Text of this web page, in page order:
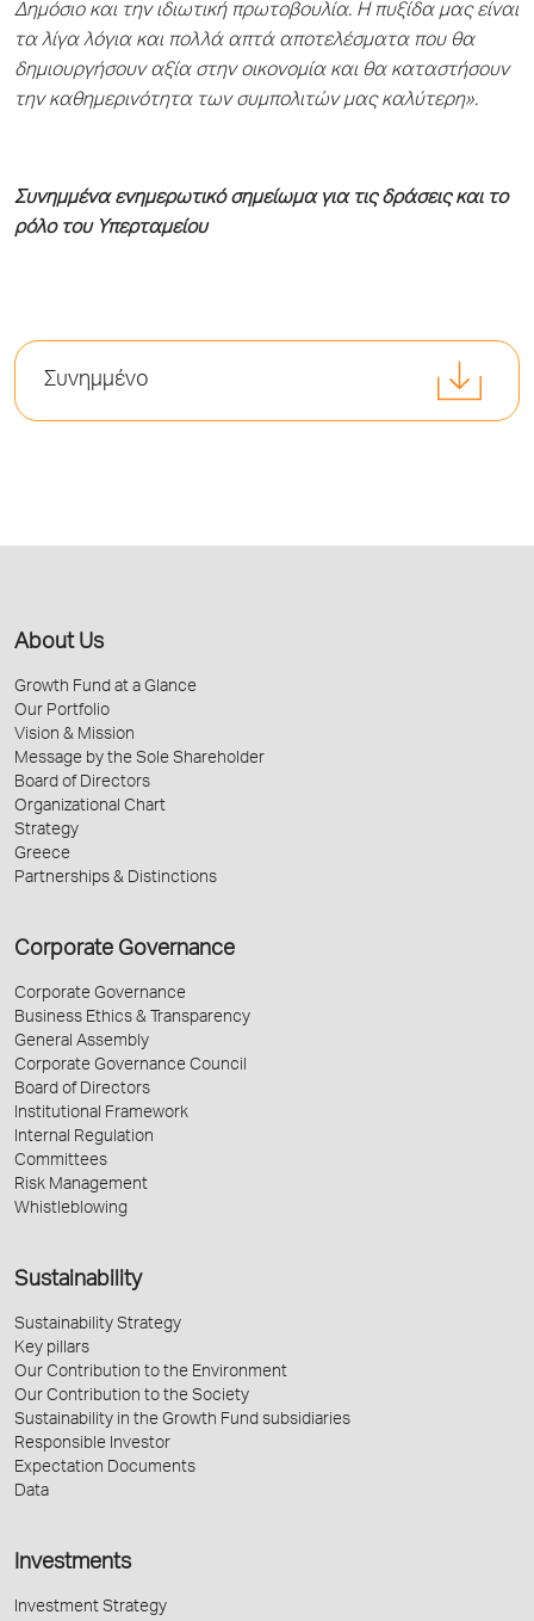
Δημόσιο και την ιδιωτική πρωτοβουλία. Η πυξίδα μας είναι
τα λίγα λόγια και πολλά απτά αποτελέσματα που θα
δημιουργήσουν αξία στην οικονομία και θα καταστήσουν
την καθημερινότητα των συμπολιτών μας καλύτερη».
Συνημμένα ενημερωτικό σημείωμα για τις δράσεις και το
ρόλο του Υπερταμείου
Συνημμένο
About Us
Growth Fund at a Glance
Our Portfolio
Vision & Mission
Message by the Sole Shareholder
Board of Directors
Organizational Chart
Strategy
Greece
Partnerships & Distinctions
Corporate Governance
Corporate Governance
Business Ethics & Transparency
General Assembly
Corporate Governance Council
Board of Directors
Institutional Framework
Internal Regulation
Committees
Risk Management
Whistleblowing
Sustainability
Sustainability Strategy
Key pillars
Our Contribution to the Environment
Our Contribution to the Society
Sustainability in the Growth Fund subsidiaries
Responsible Investor
Expectation Documents
Data
Investments
Investment Strategy